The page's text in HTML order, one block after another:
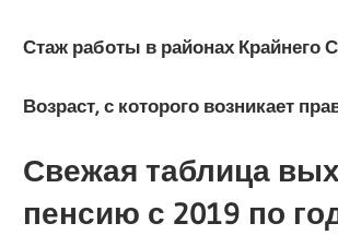
Стаж работы в районах Крайнего
Возраст, с которого возникает
Свежая таблица
пенсию с 2019 по